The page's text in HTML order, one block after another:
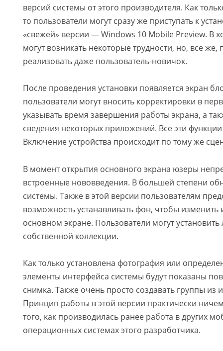
версий системы от этого производителя. Как
то пользователи могут сразу же приступать к
«свежей» версии — Windows 10 Mobile Preview. В
могут возникать некоторые трудности, но, все же,
реализовать даже пользователь-новичок.
После проведения установки появляется экран
пользователи могут вносить корректировки в
указывать время завершения работы экрана, а
сведения некоторых приложений. Все эти
Включение устройства происходит по тому же
В момент открытия основного экрана юзеры
встроенные нововведения. В большей степени
системы. Также в этой версии пользователям
возможность устанавливать фон, чтобы
основном экране. Пользователи могут
собственной коллекции.
Как только установлена фотография или
элементы интерфейса системы будут показаны
снимка. Также очень просто создавать группы из
Принцип работы в этой версии практически
того, как производилась ранее работа в других
операционных системах этого разработчика.